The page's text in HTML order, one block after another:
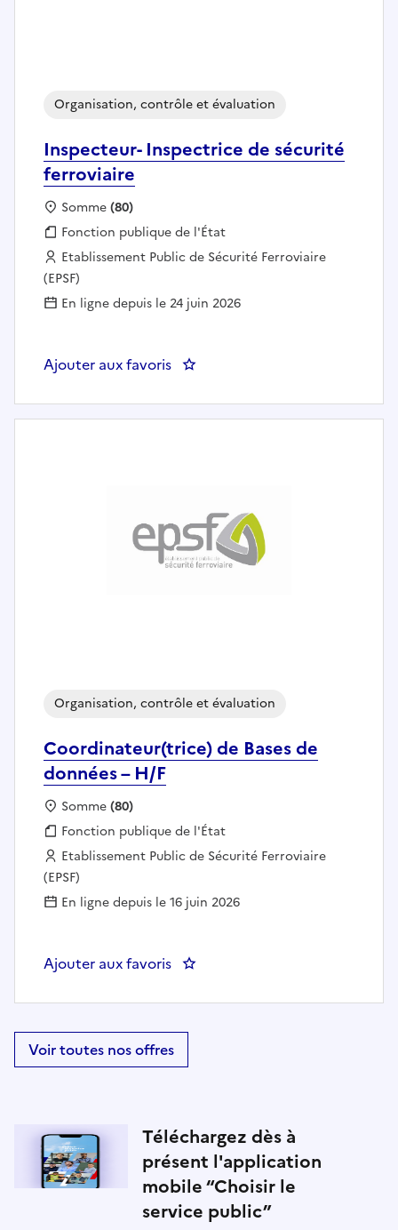
Inspecteur- Inspectrice de sécurité
ferroviaire
Organisation, contrôle et évaluation
Localisation :
Somme(80)
Fonction publique :
Fonction publique de l'État
Employeur :
Etablissement Public de Sécurité Ferroviaire
(EPSF)
En ligne depuis le 24 juin 2026
Ajouter aux favoris : Inspecteur- Inspectrice de
Coordinateur(trice) de Bases de
données – H/F
Organisation, contrôle et évaluation
Localisation :
Somme(80)
Fonction publique :
Fonction publique de l'État
Employeur :
Etablissement Public de Sécurité Ferroviaire
(EPSF)
En ligne depuis le 16 juin 2026
Ajouter aux favoris : Coordinateur(trice) de Bases
Voir toutes nos offres
Téléchargez dès à
présent l'application
mobile “Choisir le
service public”